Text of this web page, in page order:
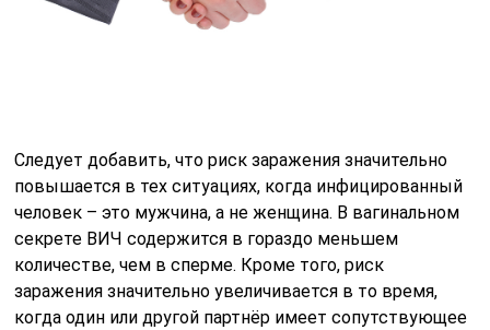
Следует добавить, что риск заражения значительно
повышается в тех ситуациях, когда инфицированный
человек – это мужчина, а не женщина. В вагинальном
секрете ВИЧ содержится в гораздо меньшем
количестве, чем в сперме. Кроме того, риск
заражения значительно увеличивается в то время,
когда один или другой партнёр имеет сопутствующее